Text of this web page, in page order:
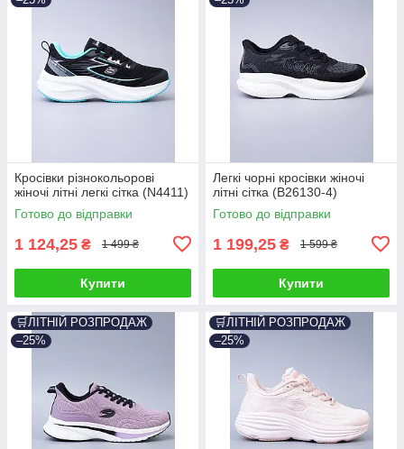
Кросівки різнокольорові
жіночі літні легкі сітка (N4411)
Готово до відправки
1 124,25 ₴ 1 499 ₴
Купити
Легкі чорні кросівки жіночі
літні сітка (B26130-4)
Готово до відправки
1 199,25 ₴ 1 599 ₴
Купити
🛒ЛІТНІЙ РОЗПРОДАЖ
–25%
🛒ЛІТНІЙ РОЗПРОДАЖ
–25%